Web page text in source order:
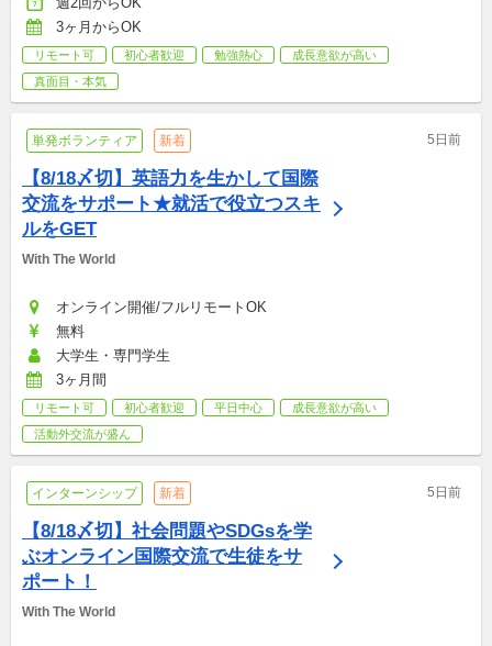
3ヶ月からOK
リモート可 初心者歓迎 勉強熱心
成長意欲が高い
真面目・本気
単発ボランティア 新着 5日前
【8/18〆切】英語力を生かして国際
交流をサポート★就活で役立つスキ
ルをGET
With The World
オンライン開催/フルリモートOK
無料
大学生・専門学生
3ヶ月間
リモート可 初心者歓迎 平日中心
成長意欲が高い
活動外交流が盛ん
インターンシップ 新着 5日前
【8/18〆切】社会問題やSDGsを学
ぶオンライン国際交流で生徒をサ
ポート！
With The World